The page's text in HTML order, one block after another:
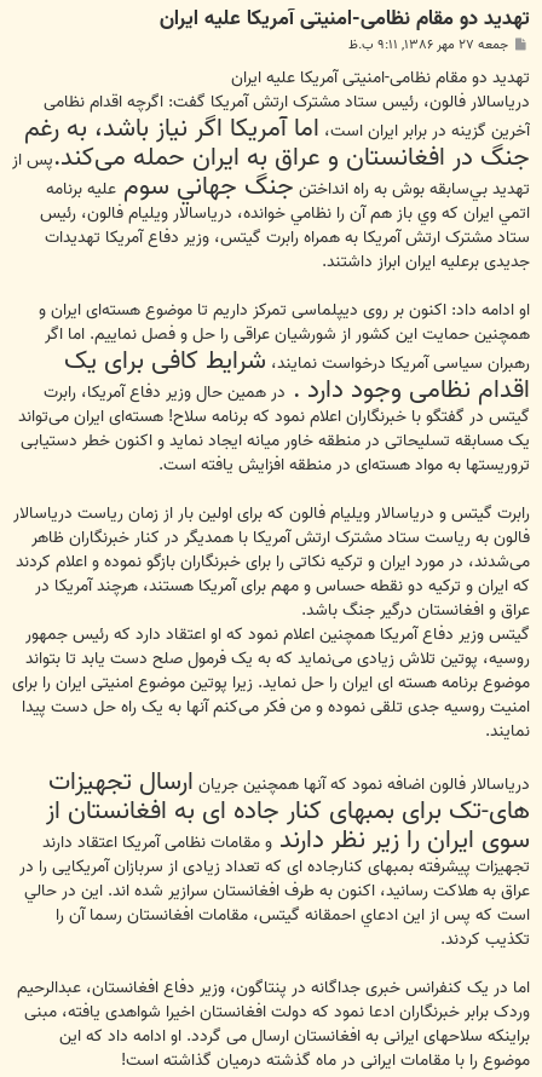
تهدید دو مقام نظامی-امنیتی آمریکا علیه ایران
پ
ت
جمعه ۲۷ مهر ۱۳۸۶, ۹:۱۱ ب.ظ
تهدید دو مقام نظامی-امنیتی آمریکا علیه ایران
دریاسالار فالون، رئیس ستاد مشترک ارتش آمریکا گفت: اگرچه اقدام نظامی
آخرین گزینه در برابر ایران است، اما آمریکا اگر نیاز باشد، به رغم
جنگ در افغانستان و عراق به ایران حمله می‌کند.پس از
تهديد بي‌سابقه بوش به راه انداختن جنگ جهاني سوم عليه برنامه
اتمي ايران كه وي باز هم آن را نظامي خوانده، دریاسالار ویلیام فالون، رئیس
ستاد مشترک ارتش آمریکا به همراه رابرت گیتس، وزیر دفاع آمریکا تهدیدات
جدیدی برعلیه ایران ابراز داشتند.
او ادامه داد: اکنون بر روی دیپلماسی تمرکز داریم تا موضوع هسته‌ای ایران و
همچنین حمایت این کشور از شورشیان عراقی را حل و فصل نمايیم. اما اگر
رهبران سیاسی آمریکا درخواست نمایند، شرایط کافی برای یک
اقدام نظامی وجود دارد . در همین حال وزیر دفاع آمریکا، رابرت
گیتس در گفتگو با خبرنگاران اعلام نمود که برنامه سلاح! هسته‌ای ایران می‌تواند
یک مسابقه تسلیحاتی در منطقه خاور میانه ایجاد نماید و اکنون خطر دستیابی
تروریستها به مواد هسته‌ای در منطقه افزایش یافته است.
رابرت گیتس و دریاسالار ویلیام فالون که برای اولین بار از زمان ریاست دریاسالار
فالون به ریاست ستاد مشترک ارتش آمریکا با همدیگر در کنار خبرنگاران ظاهر
می‌شدند، در مورد ایران و ترکیه نکاتی را برای خبرنگاران بازگو نموده و اعلام کردند
که ایران و ترکیه دو نقطه حساس و مهم برای آمریکا هستند، هرچند آمریکا در
عراق و افغانستان درگیر جنگ باشد.
گیتس وزیر دفاع آمریکا همچنین اعلام نمود که او اعتقاد دارد که رئیس جمهور
روسیه، پوتین تلاش زیادی می‌نماید که به یک فرمول صلح دست یابد تا بتواند
موضوع برنامه هسته ای ایران را حل نماید. زیرا پوتین موضوع امنیتی ایران را برای
امنیت روسیه جدی تلقی نموده و من فکر می‌کنم آنها به یک راه حل دست پیدا
نمایند.
دریاسالار فالون اضافه نمود که آنها همچنین جریان ارسال تجهیزات
های-تک برای بمبهای کنار جاده ای به افغانستان از
سوی ایران را زیر نظر دارند و مقامات نظامی آمریکا اعتقاد دارند
تجهیزات پیشرفته بمبهای کنارجاده ای که تعداد زیادی از سربازان آمریکایی را در
عراق به هلاکت رسانید، اکنون به طرف افغانستان سرازیر شده اند. اين در حالي
است كه پس از اين ادعاي احمقانه گيتس، مقامات افغانستان رسما آن را
تكذيب كردند.
اما در یک کنفرانس خبری جداگانه در پنتاگون، وزير دفاع افغانستان، عبدالرحیم
وردک برابر خبرنگاران ادعا نمود که دولت افغانستان اخیرا شواهدی یافته، مبنی
براینکه سلاحهای ایرانی به افغانستان ارسال می گردد. او ادامه داد که این
موضوع را با مقامات ایرانی در ماه گذشته درمیان گذاشته است!